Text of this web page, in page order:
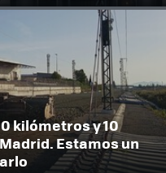
kilómetros y 10
Estamos un